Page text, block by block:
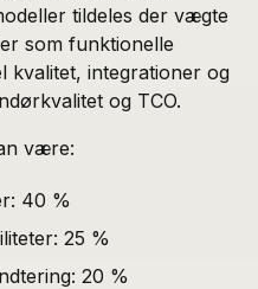
tildeles der vægte
som funktionelle
kvalitet, integrationer og
og TCO.
være:
40 %
25 %
20 %